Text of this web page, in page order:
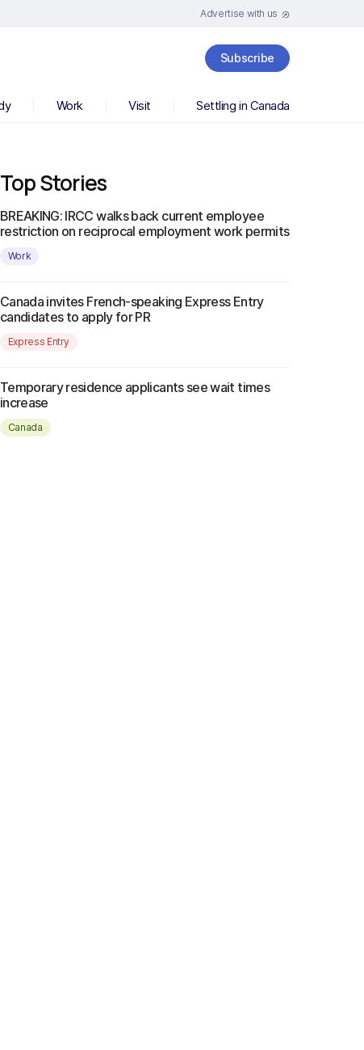
Advertise with us
Subscribe
Work Visit Settling in Canada
Top Stories
BREAKING: IRCC walks back current employee
restriction on reciprocal employment work permits
Work
Canada invites French-speaking Express Entry
candidates to apply for PR
Express Entry
Temporary residence applicants see wait times
increase
Canada